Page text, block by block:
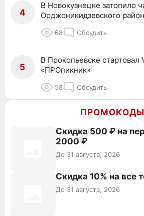
4
В Новокузнецке затопило
Орджоникидзевского
68 Обсудить
5
В Прокопьевске стартовал
«ПРОпикник»
58 Обсудить
ПРОМОКОДЫ
Скидка 500 ₽ на
2000 ₽
До 31 августа, 2026
Скидка 10% на все
До 31 августа, 2026